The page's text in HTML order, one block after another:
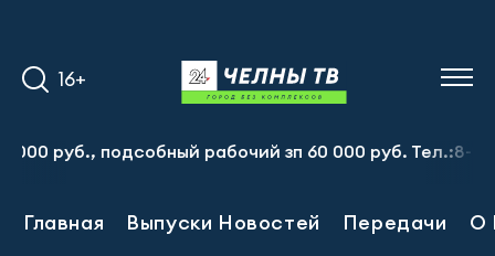
16+
руб., подсобный рабочий зп 60 000 руб. Тел.:8-917-
Главная Выпуски Новостей Передачи О